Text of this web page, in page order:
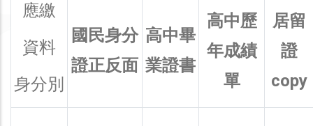
應繳
資料
身分別
國民身分
證正反面
高中畢
業證書
高中歷
年成績
單
居留
證
copy